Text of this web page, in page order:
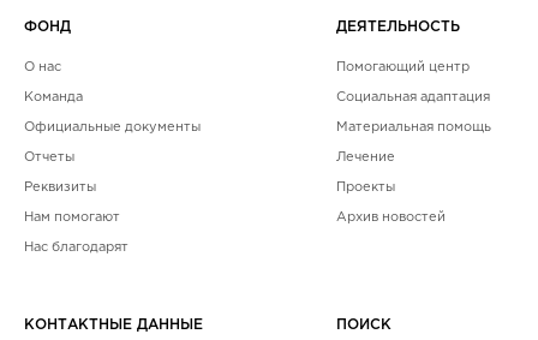
ФОНД
О нас
Команда
Официальные документы
Отчеты
Реквизиты
Нам помогают
Нас благодарят
ДЕЯТЕЛЬНОСТЬ
Помогающий центр
Социальная адаптация
Материальная помощь
Лечение
Проекты
Архив новостей
КОНТАКТНЫЕ ДАННЫЕ ПОИСК